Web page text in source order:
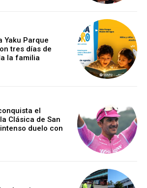
Yaku Parque
tres días de
la familia
el
Clásica de San
duelo con